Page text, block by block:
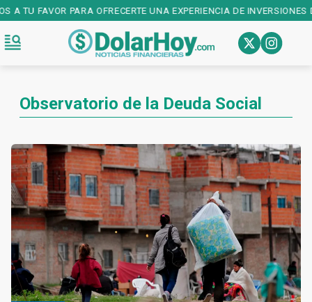
TU FAVOR PARA OFRECERTE UNA EXPERIENCIA DE INVERSIONES
Observatorio de la Deuda Social